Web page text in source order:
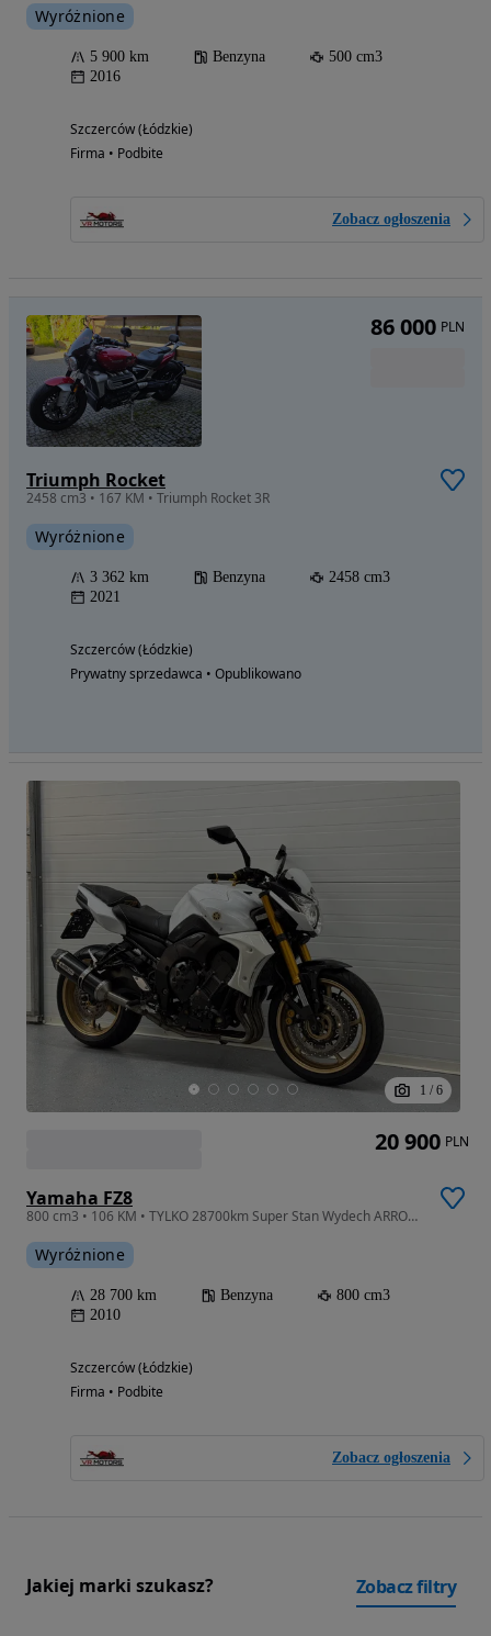
Wyróżnione
5 900 km Benzyna
500 cm3
2016
Szczerców (Łódzkie)
Firma • Podbite
Zobacz ogłoszenia
Triumph Rocket
2458 cm3 • 167 KM • Triumph Rocket 3R
Wyróżnione
3 362 km Benzyna
2458 cm3
2021
Szczerców (Łódzkie)
Prywatny sprzedawca • Opublikowano
86 000 PLN
1 / 6
Yamaha FZ8
800 cm3 • 106 KM • TYLKO 28700km Super Stan Wydech ARROW Raty Transport Gwarancja
Wyróżnione
28 700 km Benzyna
800 cm3
2010
Szczerców (Łódzkie)
Firma • Podbite
Zobacz ogłoszenia
20 900 PLN
Jakiej marki szukasz? Zobacz filtry